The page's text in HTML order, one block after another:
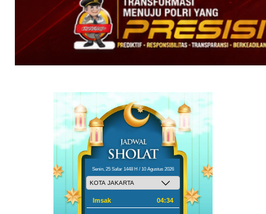
Senin, 25 Safar 1448 H / 10 Agustus 2026
Imsak 04:34